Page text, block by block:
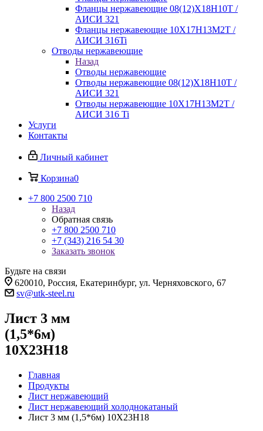
Фланцы нержавеющие 08(12)Х18Н10Т /
АИСИ 321
Фланцы нержавеющие 10Х17Н13М2Т /
АИСИ 316Ti
Отводы нержавеющие
Назад
Отводы нержавеющие
Отводы нержавеющие 08(12)Х18Н10Т /
АИСИ 321
Отводы нержавеющие 10Х17Н13М2Т /
АИСИ 316 Ti
Услуги
Контакты
Личный кабинет
Корзина0
+7 800 2500 710
Назад
Обратная связь
+7 800 2500 710
+7 (343) 216 54 30
Заказать звонок
Будьте на связи
620010, Россия, Екатеринбург, ул. Черняховского, 67
sv@utk-steel.ru
Лист 3 мм
(1,5*6м)
10Х23Н18
Главная
Продукты
Лист нержавеющий
Лист нержавеющий холоднокатаный
Лист 3 мм (1,5*6м) 10Х23Н18